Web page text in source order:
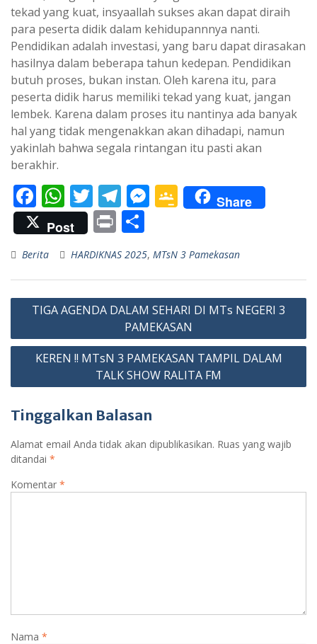
tekad yang kuat, insyaallah sukses akan dapat diraih
para peserta didik dalam kehidupannnya nanti.
Pendidikan adalah investasi, yang baru dapat dirasakan
hasilnya dalam beberapa tahun kedepan. Pendidikan
butuh proses, bukan instan. Oleh karena itu, para
peserta didik harus memiliki tekad yang kuat, jangan
lembek. Karena dalam proses itu nantinya ada banyak
hal yang tidak mengenakkan akan dihadapi, namun
yakinlah bahwa segala rintangan itu pasti akan
berakhir.
F
ac
e
b
o
o
k
W
h
at
s
A
p
p
T
w
itt
er
T
el
e
gr
a
m
M
e
n
g
er
G
o
gl
e
Cl
as
sr
o
Share
Post
Pr
in
t
h
ar
e
Berita HARDIKNAS 2025, MTsN 3 Pamekasan
Navigasi
TIGA AGENDA DALAM SEHARI DI MTs NEGERI 3
PAMEKASAN
KEREN !! MTsN 3 PAMEKASAN TAMPIL DALAM
TALK SHOW RALITA FM
Tinggalkan Balasan
Alamat email Anda tidak akan dipublikasikan. Ruas yang wajib
ditandai *
Komentar *
Nama *